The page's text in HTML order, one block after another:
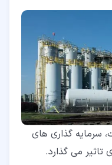
سرمایه گذاری های
می گذارد.